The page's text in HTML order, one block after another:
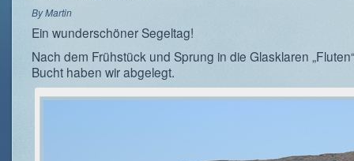
ByMartin
Ein wunderschöner Segeltag!
Nach dem Frühstück und Sprung in die Glasklaren
Bucht haben wir abgelegt.